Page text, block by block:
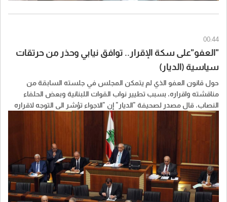
00:44
"العفو"على سكة الإقرار.. توافق نيابي وحذر من حرتقات
سياسية (الديار)
حول قانون العفو الذي لم يتمكن المجلس في جلسته السابقة من
مناقشته واقراره، بسبب تطيير نواب القوات اللبنانية وبعض الحلفاء
النصاب، قال مصدر لصحيفة "الديار" إن "الاجواء تؤشر الى التوجه لاقراره
باكثرية كبيرة، في ضوء ما جرى مؤخرا".